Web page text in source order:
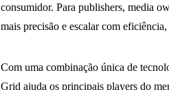
consumidor. Para publishers, media
mais precisão e escalar com
Com uma combinação única de
Grid ajuda os principais players do